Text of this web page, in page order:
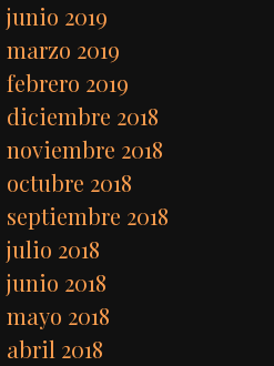
junio 2019
marzo 2019
febrero 2019
diciembre 2018
noviembre 2018
octubre 2018
septiembre 2018
julio 2018
junio 2018
mayo 2018
abril 2018